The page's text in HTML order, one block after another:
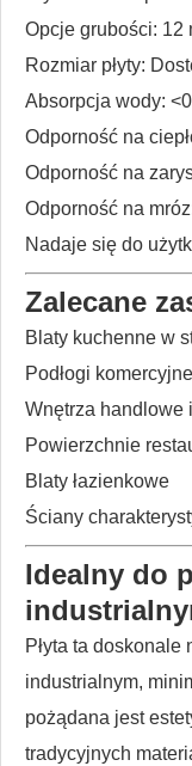
Opcje grubości: 12
Rozmiar płyty:
Absorpcja wody:
Odporność na
Odporność na
Odporność na
Nadaje się do
Zalecane
Blaty kuchenne w
Podłogi
Wnętrza handlowe
Powierzchnie
Blaty łazienkowe
Ściany
Idealny do
Płyta ta
industrialnym,
pożądana jest
tradycyjnych